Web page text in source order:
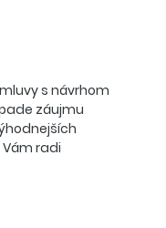
s návrhom
záujmu
radi